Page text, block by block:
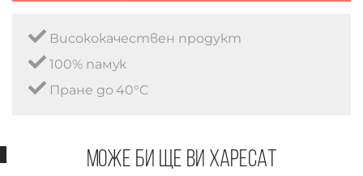
Висококачествен продукт
100% памук
Пране до 40°C
Може би ще ви харесат